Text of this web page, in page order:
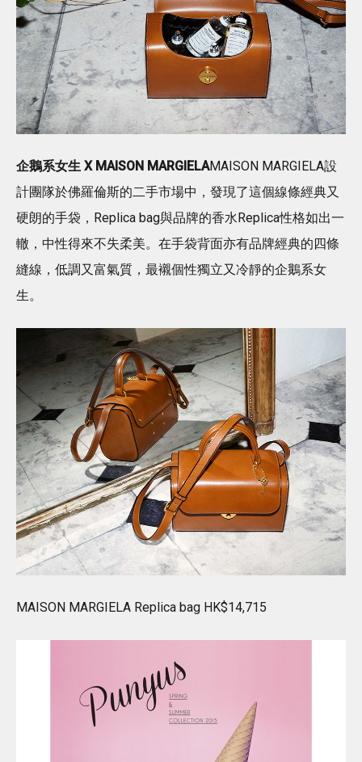
企鵝系女生 X MAISON MARGIELAMAISON MARGIELA設
計團隊於佛羅倫斯的二手市場中，發現了這個線條經典又
硬朗的手袋，Replica bag與品牌的香水Replica性格如出一
轍，中性得來不失柔美。在手袋背面亦有品牌經典的四條
縫線，低調又富氣質，最襯個性獨立又冷靜的企鵝系女
生。
MAISON MARGIELA Replica bag HK$14,715